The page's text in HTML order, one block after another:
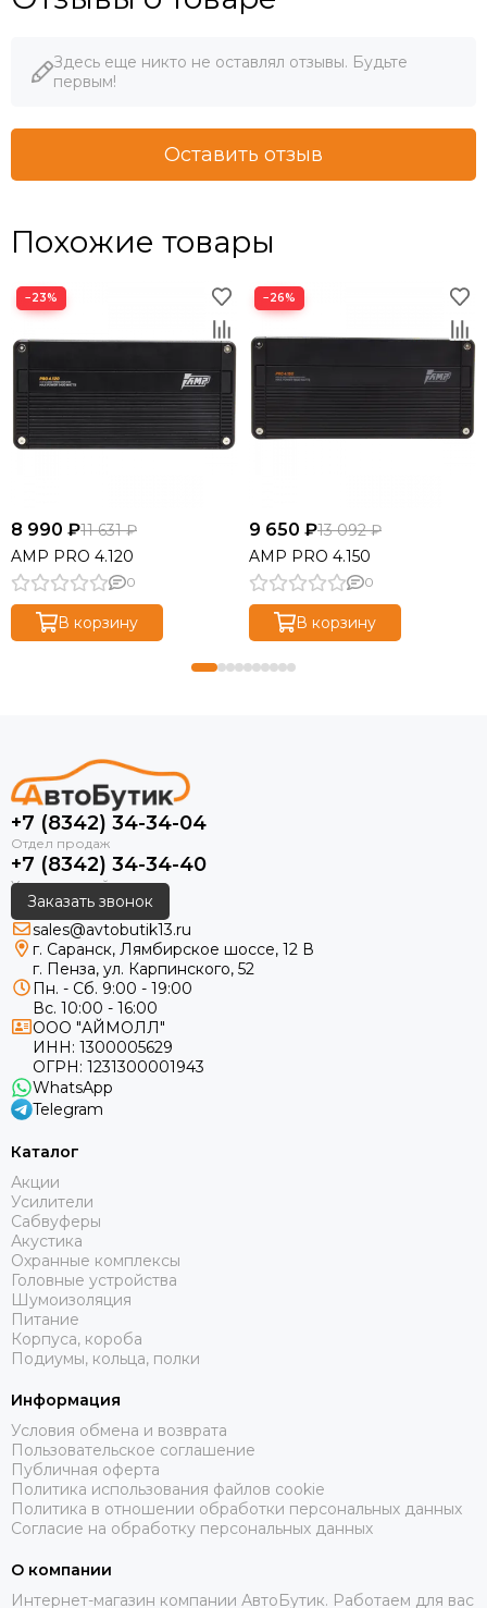
Здесь еще никто не оставлял отзывы. Будьте
первым!
Оставить отзыв
Похожие товары
−23%
8 990 ₽11 631 ₽
AMP PRO 4.120
0
В корзину
−26%
9 650 ₽13 092 ₽
AMP PRO 4.150
0
В корзину
+7 (8342) 34-34-04
+7 (8342) 34-34-40
Заказать звонок
sales@avtobutik13.ru
г. Саранск, Лямбирское шоссе, 12 В
г. Пенза, ул. Карпинского, 52
Пн. - Сб. 9:00 - 19:00
Вс. 10:00 - 16:00
ООО "АЙМОЛЛ"
ИНН: 1300005629
ОГРН: 1231300001943
WhatsApp
Telegram
Каталог
Акции
Усилители
Сабвуферы
Акустика
Охранные комплексы
Головные устройства
Шумоизоляция
Питание
Корпуса, короба
Подиумы, кольца, полки
Информация
Условия обмена и возврата
Пользовательское соглашение
Публичная оферта
Политика использования файлов cookie
Политика в отношении обработки персональных данных
Согласие на обработку персональных данных
О компании
Интернет-магазин компании АвтоБутик. Работаем для вас